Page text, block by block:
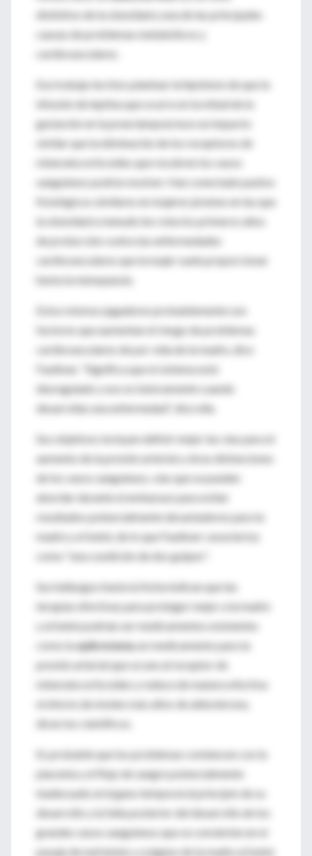
distintivo de la obesidad y una de las principales
causas de problemas metabólicos y
cardiovasculares.
Ese trabajo les hizo plantear la hipótesis de que la
infusión de leptina que ocurre en la mitad de la
gestación en la preeclampsia tuvo un impacto
similar que la eliminación de los receptores de
mineralocorticoides que recubren los vasos
sanguíneos podría resolver. Han conectado puntos
fisiológicos similares en mujeres jóvenes en las que
la obesidad a menudo les roba los primeros años
de protección contra las enfermedades
cardiovasculares que la mujer suele proporcionar
hasta la menopausia.
Estos mismos jugadores probablemente son
factores que aumentan el riesgo de problemas
cardiovasculares de por vida de la madre, dice
Faulkner. “Significa que el sistema está
desregulado y eso es básicamente cuando
desarrollas una enfermedad”, dice ella.
Sus objetivos incluyen definir mejor las vías para el
aumento de la presión arterial y otras disfunciones
de los vasos sanguíneos, vías que se pueden
abordar durante el embarazo para evitar
resultados potencialmente devastadores para la
madre y el bebé, de lo que Faulkner caracteriza
como "una condición de dos golpes".
Sus hallazgos hasta la fecha indican que las
terapias efectivas para proteger mejor a la madre
y al bebé podrían ser medicamentos existentes
como laeplerenona, un medicamento para la
presión arterial que se une al receptor de
mineralocorticoides y reduce de manera efectiva
el efecto de niveles más altos de aldosterona,
dicen los científicos.
Es probable que los problemas comiencen con la
placenta y el flujo de sangre potencialmente
inadecuado al órgano temporal al principio de su
desarrollo y la falla posterior del desarrollo de los
grandes vasos sanguíneos que se convierten en el
pasaje de nutrientes y oxígeno de la madre al bebé.